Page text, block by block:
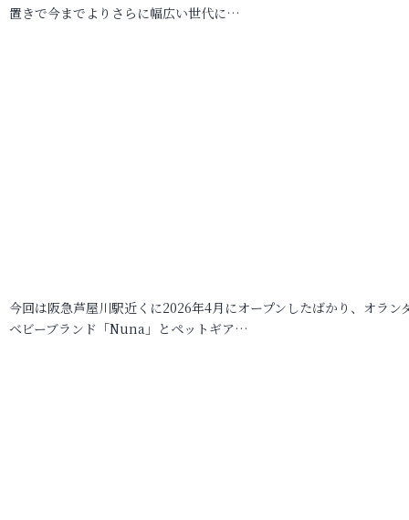
置きで今までよりさらに幅広い世代に…
今回は阪急芦屋川駅近くに2026年4月にオープンしたばかり、オラン
ベビーブランド「Nuna」とペットギア…